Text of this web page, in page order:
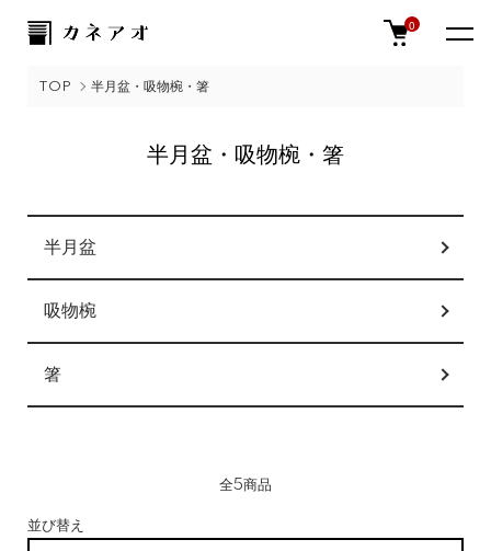
0
TOP 半月盆・吸物椀・箸
半月盆・吸物椀・箸
カテゴリー一覧
半月盆
吸物椀
箸
全5商品
並び替え